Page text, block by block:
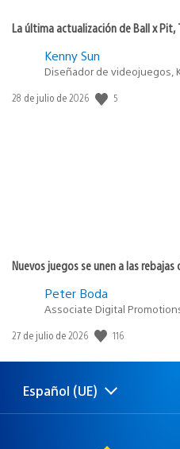
La última actualización de Ball x
Kenny Sun
Diseñador de videojuegos,
Fecha
28 de julio de 2026 5
Nuevos juegos se unen a las
Peter Boda
Associate Digital
Fecha
publicación:
27 de julio de 2026 116
Selecciona
una
Región
actual:
Español (UE)